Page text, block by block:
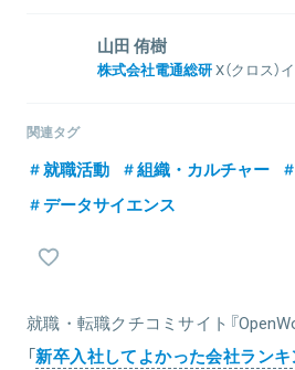
2021年新卒入社。需要予測や異常検知
発業務に取り組む。
関連情報をみる
山田 侑樹
株式会社電通総研X（クロス
2021年新卒入社。自然言語処理技術を中
開発、受託案件、アジャイルでのソフ
関連タグ
就職活動 組織・カルチャー
データサイエンス
就職・転職クチコミサイト『
「新卒入社してよかった会社ラン